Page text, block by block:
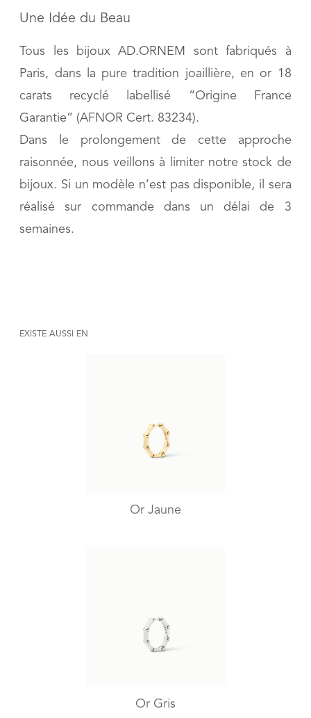
Une Idée du Beau
Tous les bijoux AD.ORNEM sont fabriqués à
Paris, dans la pure tradition joaillière, en or 18
carats recyclé labellisé “Origine France
Garantie” (AFNOR Cert. 83234).
Dans le prolongement de cette approche
raisonnée, nous veillons à limiter notre stock de
bijoux. Si un modèle n’est pas disponible, il sera
réalisé sur commande dans un délai de 3
semaines.
EXISTE AUSSI EN
Or Jaune
Or Gris